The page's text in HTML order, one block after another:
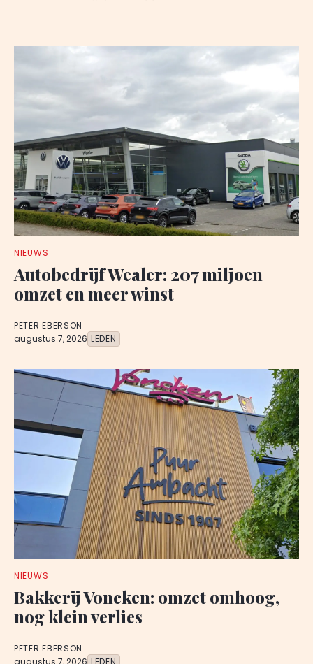
NIEUWS
Autobedrijf Wealer: 207 miljoen
omzet en meer winst
PETER EBERSON
augustus 7, 2026 LEDEN
NIEUWS
Bakkerij Voncken: omzet omhoog,
nog klein verlies
PETER EBERSON